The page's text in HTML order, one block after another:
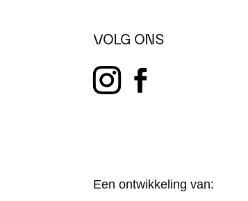
VOLG ONS
Een ontwikkeling van: